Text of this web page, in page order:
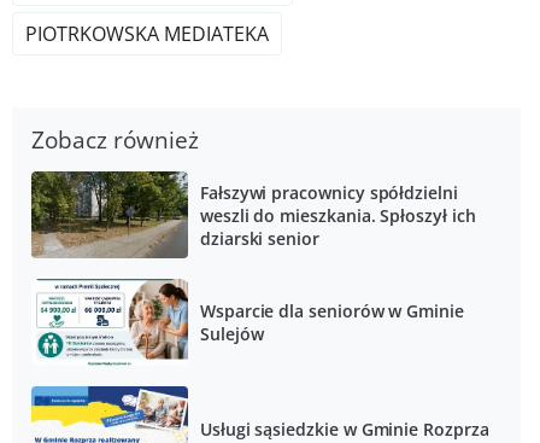
PIOTRKOWSKA MEDIATEKA
Zobacz również
Fałszywi pracownicy spółdzielni
weszli do mieszkania. Spłoszył ich
dziarski senior
Wsparcie dla seniorów w Gminie
Sulejów
Usługi sąsiedzkie w Gminie Rozprza